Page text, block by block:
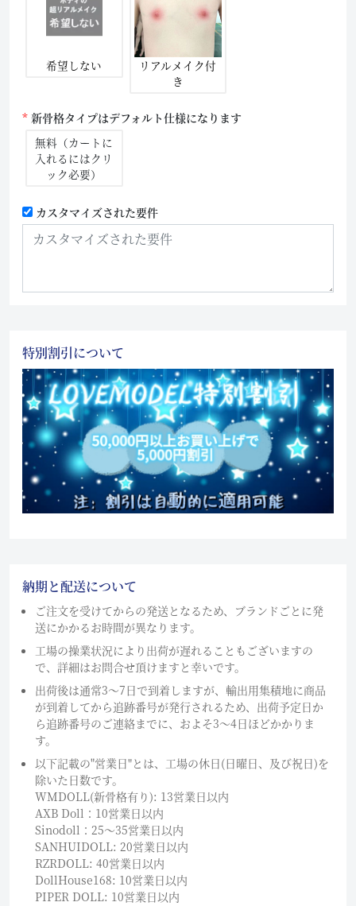
希望しない
リアルメイク付
き
新骨格タイプはデフォルト仕様になります
無料（カートに
入れるにはクリ
ック必要）
カスタマイズされた要件
特別割引について
納期と配送について
ご注文を受けてからの発送となるため、ブランドごとに発
送にかかるお時間が異なります。
工場の操業状況により出荷が遅れることもございますの
で、詳細はお問合せ頂けますと幸いです。
出荷後は通常3～7日で到着しますが、輸出用集積地に商品
が到着してから追跡番号が発行されるため、出荷予定日か
ら追跡番号のご連絡までに、およそ3〜4日ほどかかりま
す。
以下記載の"営業日"とは、工場の休日(日曜日、及び祝日)を
除いた日数です。
WMDOLL(新骨格有り): 13営業日以内
AXB Doll：10営業日以内
Sinodoll：25〜35営業日以内
SANHUIDOLL: 20営業日以内
RZRDOLL: 40営業日以内
DollHouse168: 10営業日以内
PIPER DOLL: 10営業日以内